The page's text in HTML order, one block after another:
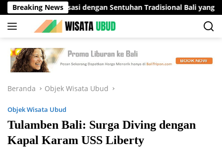
Langsung
ke
konten
Breaking News
dengan Sentuhan Tradisional Bali yang Menenangkan
Beranda Objek Wisata Ubud
Objek Wisata Ubud
Tulamben Bali: Surga Diving dengan
Kapal Karam USS Liberty